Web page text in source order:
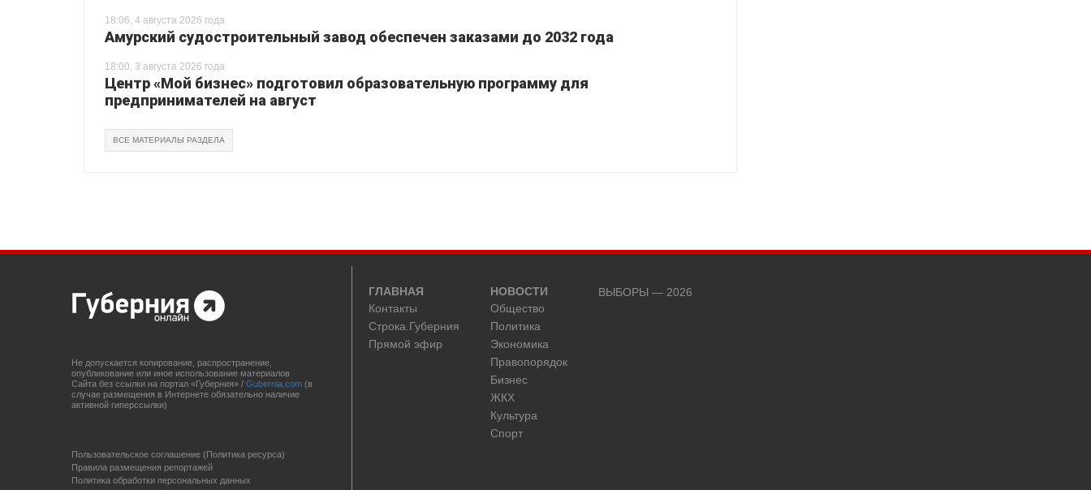
18:06, 4 августа 2026 года
Амурский судостроительный завод обеспечен заказами до 2032 года
18:00, 3 августа 2026 года
Центр «Мой бизнес» подготовил образовательную программу для
предпринимателей на август
ВСЕ МАТЕРИАЛЫ РАЗДЕЛА
Не допускается копирование, распространение,
опубликование или иное использование материалов
Сайта без ссылки на портал «Губерния» / Gubernia.com (в
случае размещения в Интернете обязательно наличие
активной гиперссылки)
Пользовательское соглашение (Политика ресурса)
Правила размещения репортажей
Политика обработки персональных данных
ГЛАВНАЯ
Контакты
Строка.Губерния
Прямой эфир
НОВОСТИ
Общество
Политика
Экономика
Правопорядок
Бизнес
ЖКХ
Культура
Спорт
ВЫБОРЫ — 2026